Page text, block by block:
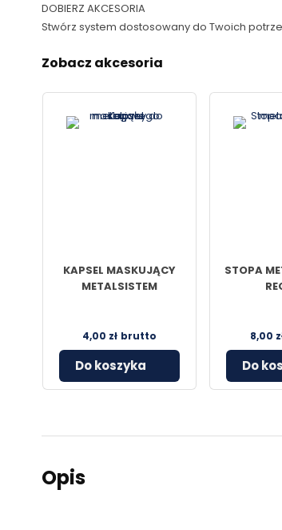
DOBIERZ AKCESORIA
Stwórz system dostosowany do Twoich
Zobacz akcesoria
KAPSEL MASKUJĄCY
METALSISTEM
4,00 zł brutto
Do koszyka
STOPA
8,00
Do
Opis